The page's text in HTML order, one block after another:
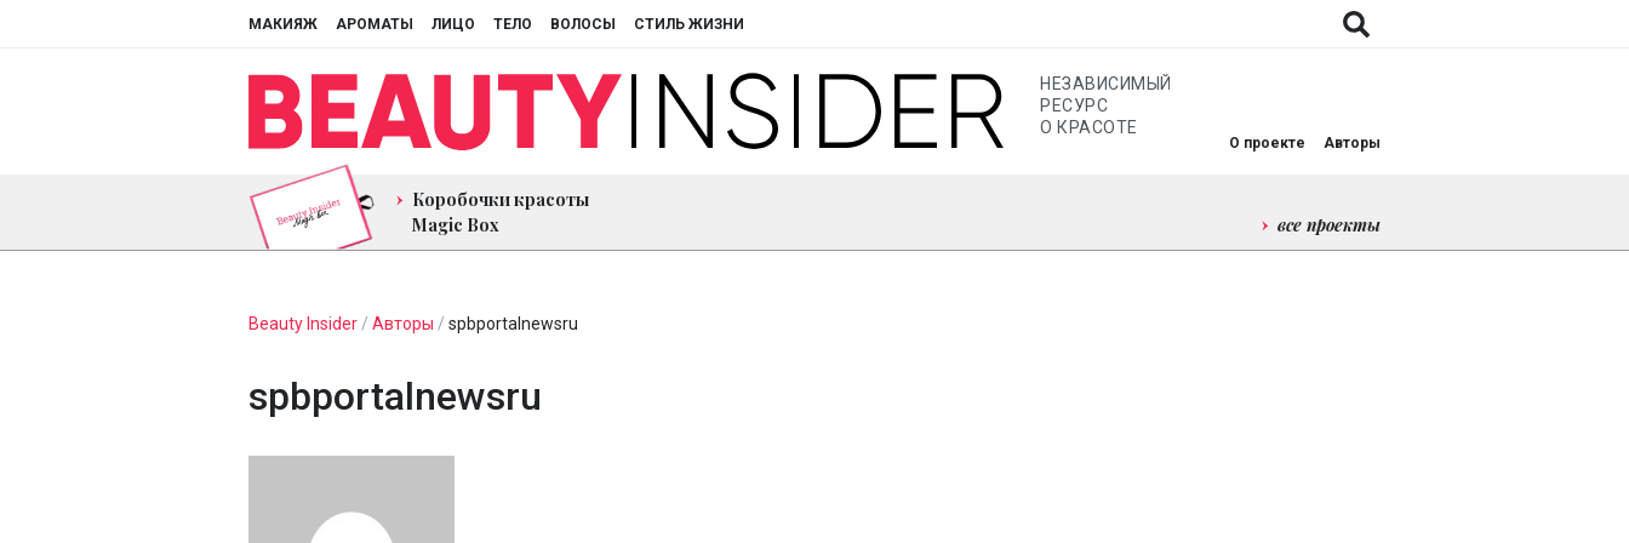
МАКИЯЖ АРОМАТЫ ЛИЦО ТЕЛО ВОЛОСЫ СТИЛЬ ЖИЗНИ
НЕЗАВИСИМЫЙ
РЕСУРС
О КРАСОТЕ
О проекте Авторы
Коробочки красоты
Magic Box
все проекты
Beauty Insider / Авторы / spbportalnewsru
spbportalnewsru